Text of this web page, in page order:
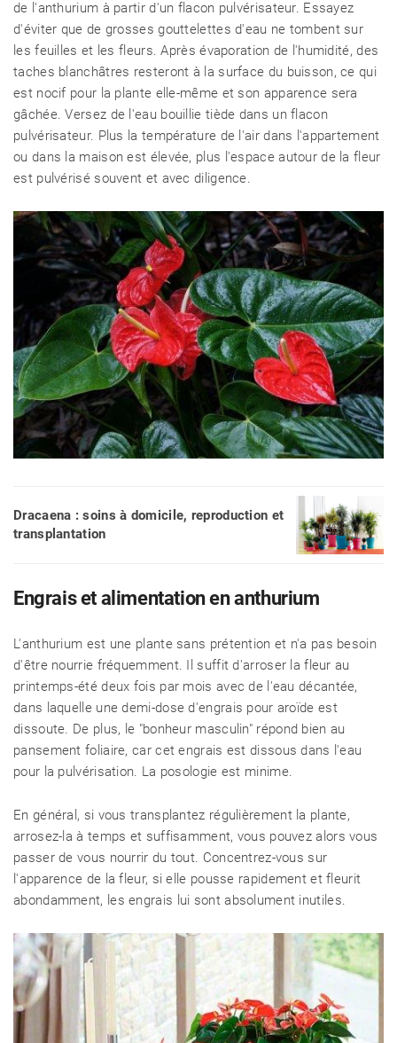
de l'anthurium à partir d'un flacon pulvérisateur. Essayez
d'éviter que de grosses gouttelettes d'eau ne tombent sur
les feuilles et les fleurs. Après évaporation de l'humidité, des
taches blanchâtres resteront à la surface du buisson, ce qui
est nocif pour la plante elle-même et son apparence sera
gâchée. Versez de l'eau bouillie tiède dans un flacon
pulvérisateur. Plus la température de l'air dans l'appartement
ou dans la maison est élevée, plus l'espace autour de la fleur
est pulvérisé souvent et avec diligence.
Dracaena : soins à domicile, reproduction et
transplantation
Engrais et alimentation en anthurium
L'anthurium est une plante sans prétention et n'a pas besoin
d'être nourrie fréquemment. Il suffit d'arroser la fleur au
printemps-été deux fois par mois avec de l'eau décantée,
dans laquelle une demi-dose d'engrais pour aroïde est
dissoute. De plus, le "bonheur masculin" répond bien au
pansement foliaire, car cet engrais est dissous dans l'eau
pour la pulvérisation. La posologie est minime.
En général, si vous transplantez régulièrement la plante,
arrosez-la à temps et suffisamment, vous pouvez alors vous
passer de vous nourrir du tout. Concentrez-vous sur
l'apparence de la fleur, si elle pousse rapidement et fleurit
abondamment, les engrais lui sont absolument inutiles.